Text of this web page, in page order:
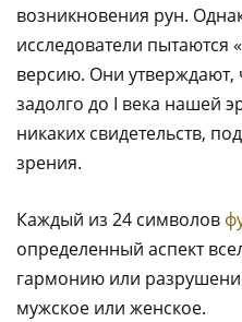
возникновения рун.
исследователи пытаются
версию. Они утверждают,
задолго до I века нашей
никаких свидетельств,
зрения.
Каждый из 24 символов
определенный аспект
гармонию или
мужское или женское.